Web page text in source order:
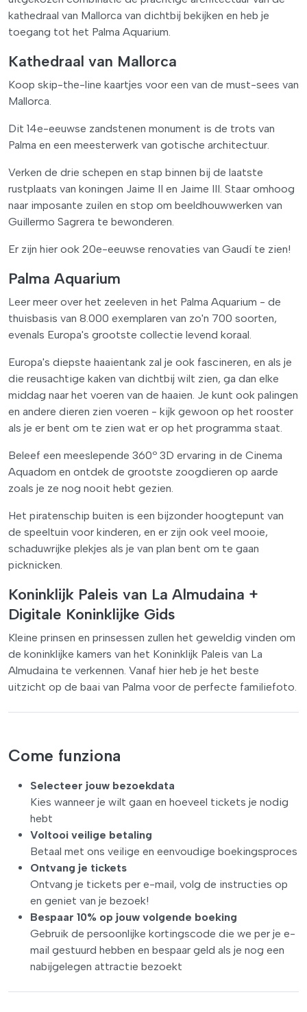
kathedraal van Mallorca van dichtbij bekijken en heb je
toegang tot het Palma Aquarium.
Kathedraal van Mallorca
Koop skip-the-line kaartjes voor een van de must-sees van
Mallorca.
Dit 14e-eeuwse zandstenen monument is de trots van
Palma en een meesterwerk van gotische architectuur.
Verken de drie schepen en stap binnen bij de laatste
rustplaats van koningen Jaime II en Jaime III. Staar omhoog
naar imposante zuilen en stop om beeldhouwwerken van
Guillermo Sagrera te bewonderen.
Er zijn hier ook 20e-eeuwse renovaties van Gaudí te zien!
Palma Aquarium
Leer meer over het zeeleven in het Palma Aquarium - de
thuisbasis van 8.000 exemplaren van zo'n 700 soorten,
evenals Europa's grootste collectie levend koraal.
Europa's diepste haaientank zal je ook fascineren, en als je
die reusachtige kaken van dichtbij wilt zien, ga dan elke
middag naar het voeren van de haaien. Je kunt ook palingen
en andere dieren zien voeren - kijk gewoon op het rooster
als je er bent om te zien wat er op het programma staat.
Beleef een meeslepende 360º 3D ervaring in de Cinema
Aquadom en ontdek de grootste zoogdieren op aarde
zoals je ze nog nooit hebt gezien.
Het piratenschip buiten is een bijzonder hoogtepunt van
de speeltuin voor kinderen, en er zijn ook veel mooie,
schaduwrijke plekjes als je van plan bent om te gaan
picknicken.
Koninklijk Paleis van La Almudaina +
Digitale Koninklijke Gids
Kleine prinsen en prinsessen zullen het geweldig vinden om
de koninklijke kamers van het Koninklijk Paleis van La
Almudaina te verkennen. Vanaf hier heb je het beste
uitzicht op de baai van Palma voor de perfecte familiefoto.
Come funziona
Selecteer jouw bezoekdata
Kies wanneer je wilt gaan en hoeveel tickets je nodig
hebt
Voltooi veilige betaling
Betaal met ons veilige en eenvoudige boekingsproces
Ontvang je tickets
Ontvang je tickets per e-mail, volg de instructies op
en geniet van je bezoek!
Bespaar 10% op jouw volgende boeking
Gebruik de persoonlijke kortingscode die we per je e-
mail gestuurd hebben en bespaar geld als je nog een
nabijgelegen attractie bezoekt